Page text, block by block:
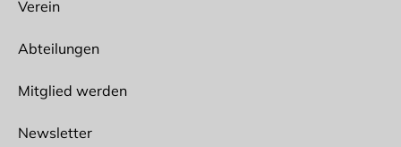
Wun Hop Kuen Do
Outdoor
Rope Skipping
Verein
Abteilungen
Mitglied werden
Newsletter